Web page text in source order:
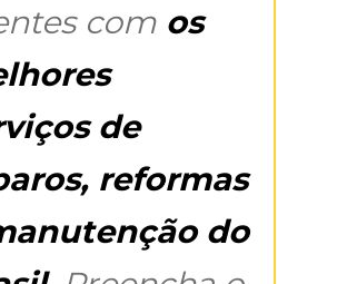
com os
de
reformas
do